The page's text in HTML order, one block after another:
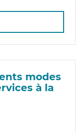
modes
à la